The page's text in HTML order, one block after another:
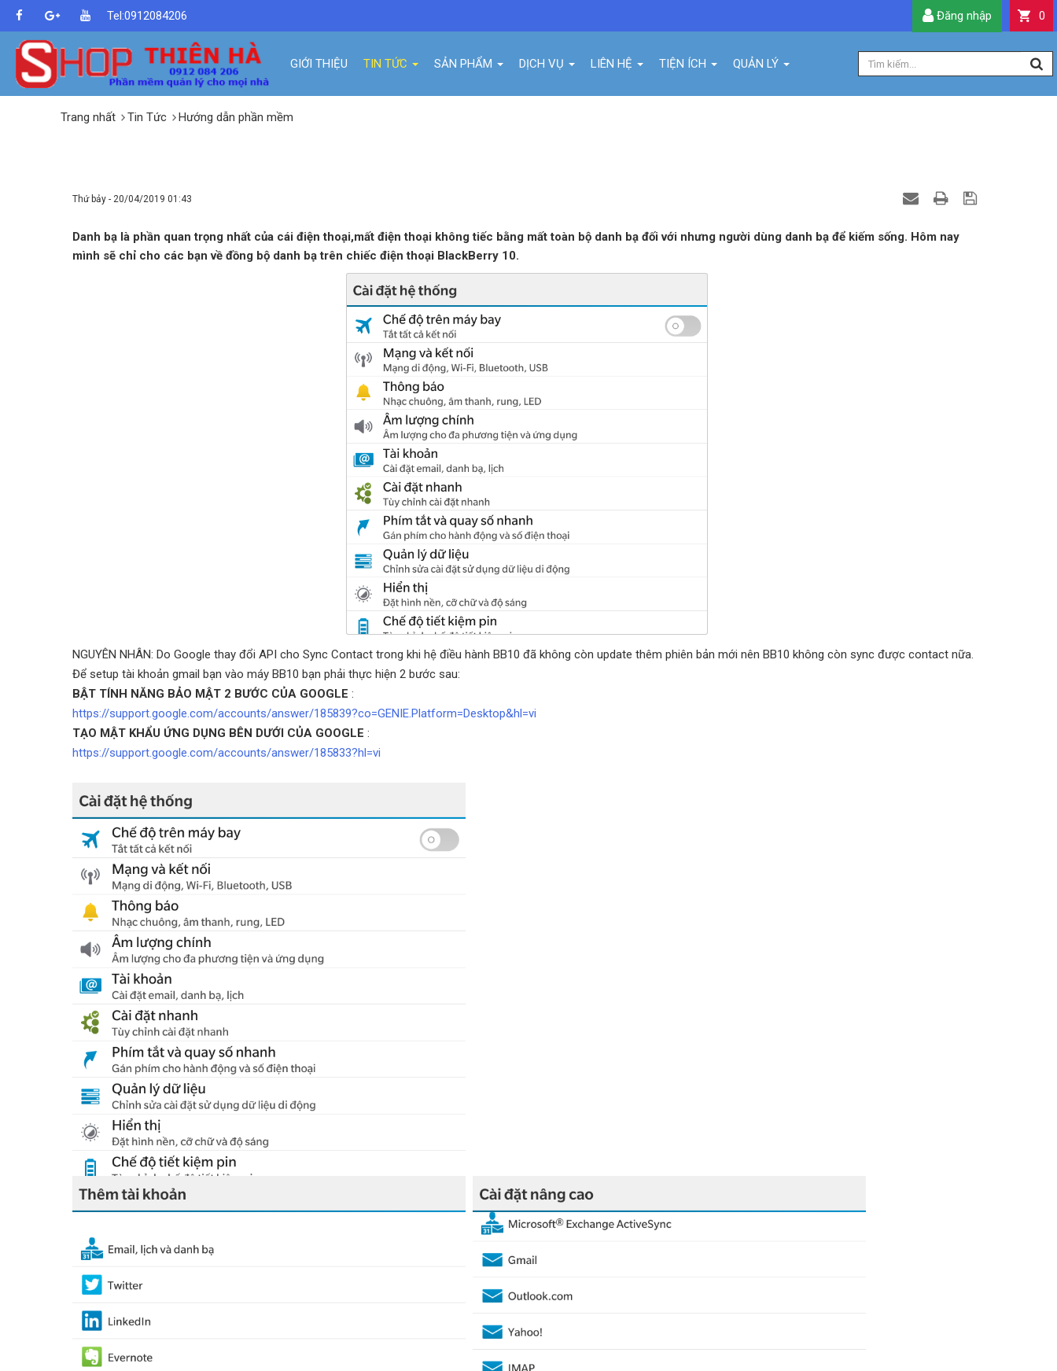
GIỚI THIỆU TIN TỨC SẢN PHẨM DỊCH VỤ LIÊN HỆ TIỆN ÍCH QUẢN LÝ
0
Đăng nhập
Tel:0912084206
Trang nhất Tin Tức Hướng dẫn phần mềm
Thứ bảy - 20/04/2019 01:43
Danh bạ là phần quan trọng nhất của cái điện thoại,mất điện thoại không tiếc bằng mất toàn bộ danh bạ đối với nhưng người dùng danh bạ để kiếm sống. Hôm nay
mình sẽ chỉ cho các bạn về đồng bộ danh bạ trên chiếc điện thoại BlackBerry 10.
NGUYÊN NHÂN: Do Google thay đổi API cho Sync Contact trong khi hệ điều hành BB10 đã không còn update thêm phiên bản mới nên BB10 không còn sync được contact nữa.
Để setup tài khoản gmail bạn vào máy BB10 bạn phải thực hiện 2 bước sau:
BẬT TÍNH NĂNG BẢO MẬT 2 BƯỚC CỦA GOOGLE :
https://support.google.com/accounts/answer/185839?co=GENIE.Platform=Desktop&hl=vi
TẠO MẬT KHẨU ỨNG DỤNG BÊN DƯỚI CỦA GOOGLE :
https://support.google.com/accounts/answer/185833?hl=vi